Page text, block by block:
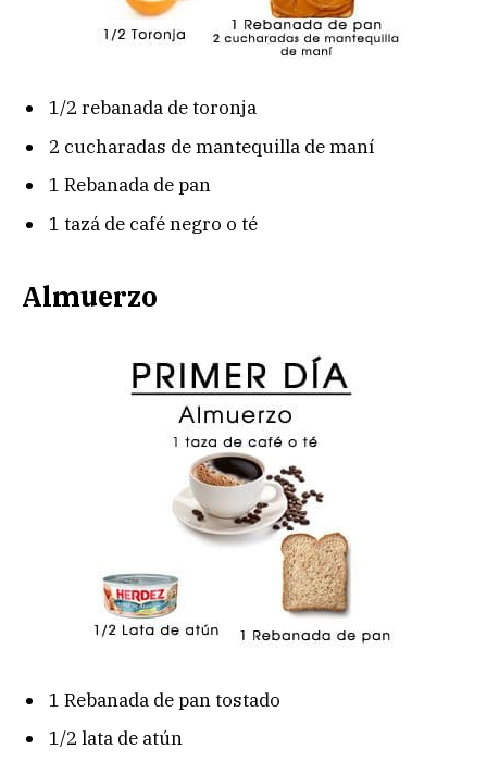
1/2 rebanada de toronja
2 cucharadas de mantequilla de maní
1 Rebanada de pan
1 tazá de café negro o té
Almuerzo
1 Rebanada de pan tostado
1/2 lata de atún